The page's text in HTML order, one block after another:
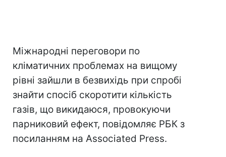
Міжнародні переговори по
кліматичних проблемах на вищому
рівні зайшли в безвихідь при спробі
знайти спосіб скоротити кількість
газів, що викидаюся, провокуючи
парниковий ефект, повідомляє РБК з
посиланням на Associated Press.